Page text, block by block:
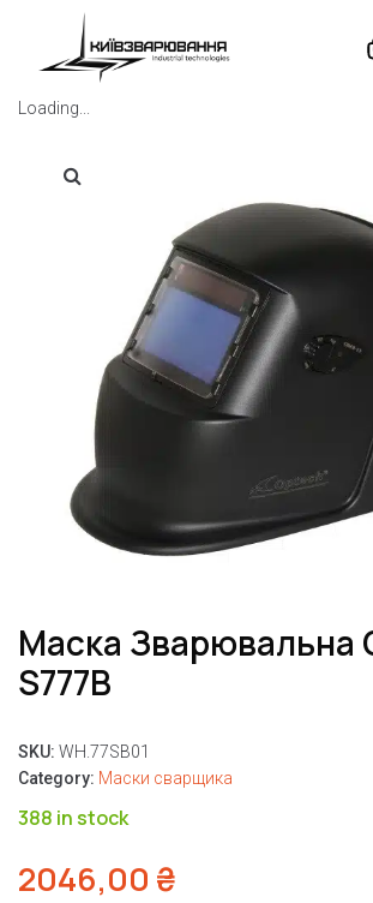
Loading...
Маска Зварювальна
S777B
SKU: WH.77SB01
Category: Маски сварщика
388 in stock
2046,00 ₴
Каталог товарів
Доставка та оплата
Повернення та обмін
Блог
Контакти